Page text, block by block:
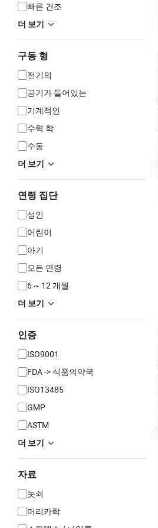
빠른 건조
더 보기
구동 형
전기의
공기가 들어있는
기계적인
수력 학
수동
더 보기
연령 집단
성인
어린이
아기
모든 연령
6 ~ 12 개월
더 보기
인증
ISO9001
FDA -> 식품의약국
ISO13485
GMP
ASTM
더 보기
자료
놋쇠
머리카락